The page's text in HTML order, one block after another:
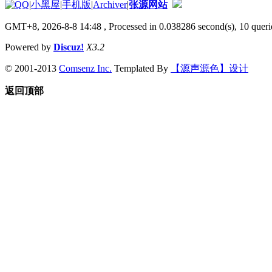
|小黑屋|手机版|Archiver|张源网站
GMT+8, 2026-8-8 14:48 , Processed in 0.038286 second(s), 10
Powered by Discuz! X3.2
© 2001-2013 Comsenz Inc. Templated By 【源声源色】设计
返回顶部